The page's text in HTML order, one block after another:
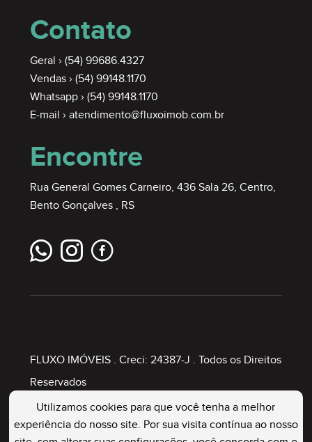
Contato
Geral › (54) 99686.4327
Vendas › (54) 99148.1170
Whatsapp › (54) 99148.1170
E-mail › atendimento@fluxoimob.com.br
Encontre
Rua General Gomes Carneiro, 436 Sala 26, Centro,
Bento Gonçalves , RS
FLUXO IMÓVEIS . Creci: 24387-J . Todos os Direitos
Reservados
Painel Imobiliário
Utilizamos cookies para que você tenha a melhor
experiência do nosso site. Por sua visita contínua ao nosso